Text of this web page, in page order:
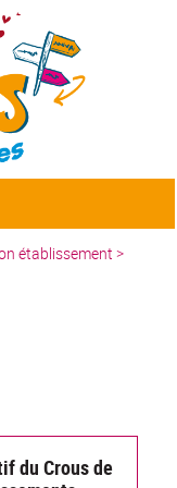
établissement >
du Crous de